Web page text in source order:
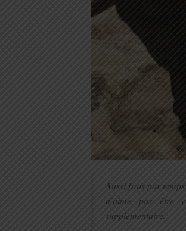
Aussi frais par
n’aime pas être
supplémentaire.